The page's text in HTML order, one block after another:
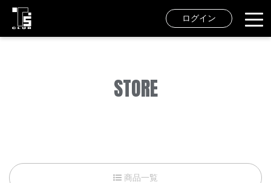
ログイン
STORE
商品一覧